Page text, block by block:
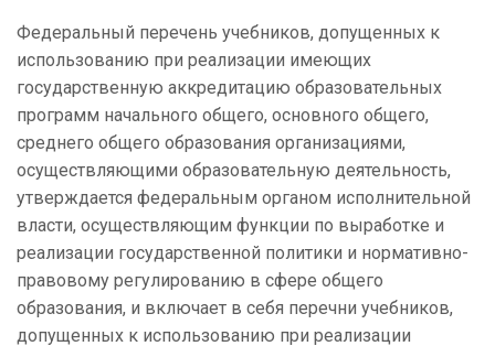
Федеральный перечень учебников, допущенных к
использованию при реализации имеющих
государственную аккредитацию образовательных
программ начального общего, основного общего,
среднего общего образования организациями,
осуществляющими образовательную деятельность,
утверждается федеральным органом исполнительной
власти, осуществляющим функции по выработке и
реализации государственной политики и нормативно-
правовому регулированию в сфере общего
образования, и включает в себя перечни учебников,
допущенных к использованию при реализации